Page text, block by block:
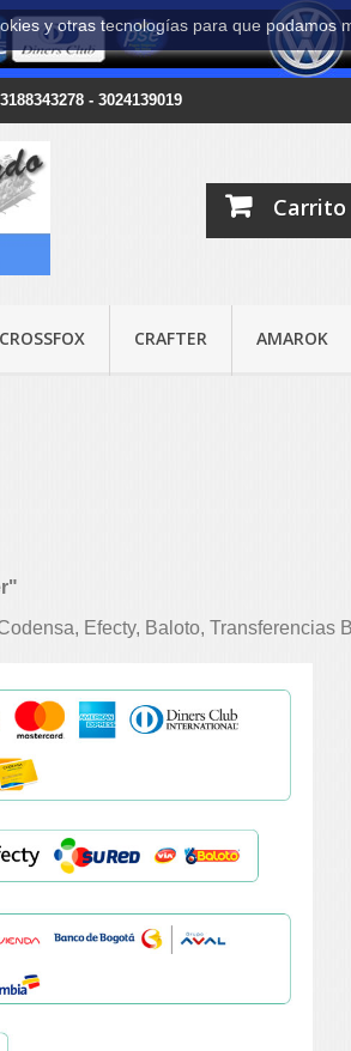
- 3024139019
Carrito
CROSSFOX CRAFTER AMAROK
Efecty, Baloto, Transferencias
y otras tecnologías para que podamos